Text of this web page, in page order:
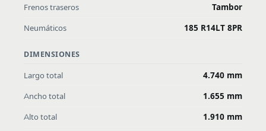
Frenos traseros Tambor
Neumáticos 185 R14LT 8PR
DIMENSIONES
Largo total 4.740 mm
Ancho total 1.655 mm
Alto total 1.910 mm